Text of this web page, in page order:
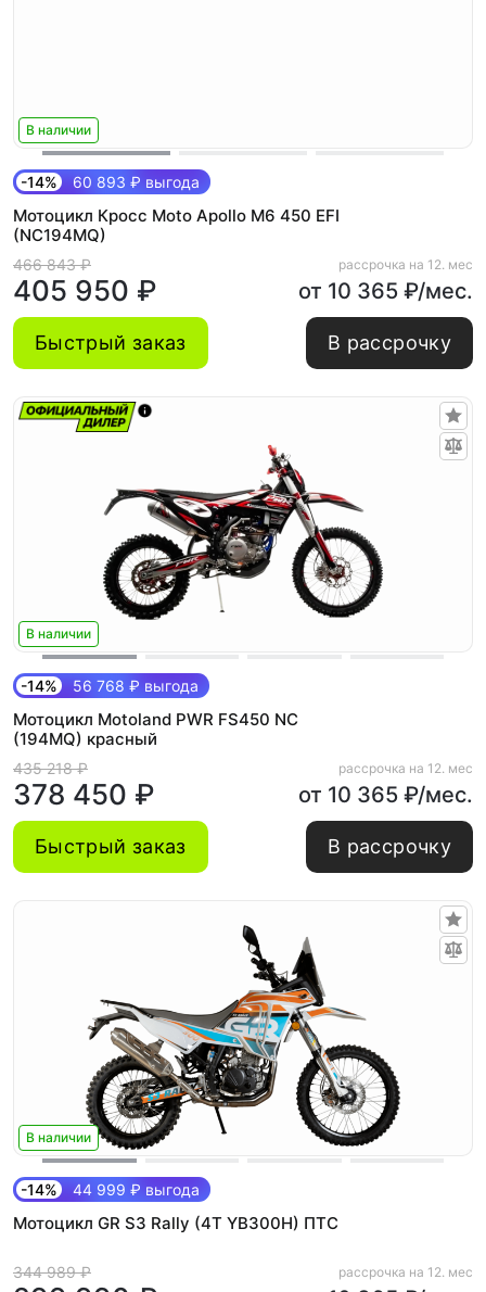
В наличии
-14% 60 893 ₽ выгода
Мотоцикл Кросс Moto Apollo M6 450 EFI
(NC194MQ)
466 843 ₽
405 950 ₽
рассрочка на 12. мес
от 10 365 ₽/мес.
Быстрый заказ В рассрочку
В наличии
-14% 56 768 ₽ выгода
Мотоцикл Motoland PWR FS450 NC
(194MQ) красный
435 218 ₽
378 450 ₽
рассрочка на 12. мес
от 10 365 ₽/мес.
Быстрый заказ В рассрочку
В наличии
-14% 44 999 ₽ выгода
Мотоцикл GR S3 Rally (4T YB300H) ПТС
344 989 ₽ рассрочка на 12. мес